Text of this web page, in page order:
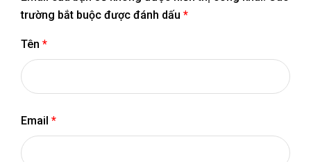
trường bắt buộc được đánh dấu *
Tên *
Email *